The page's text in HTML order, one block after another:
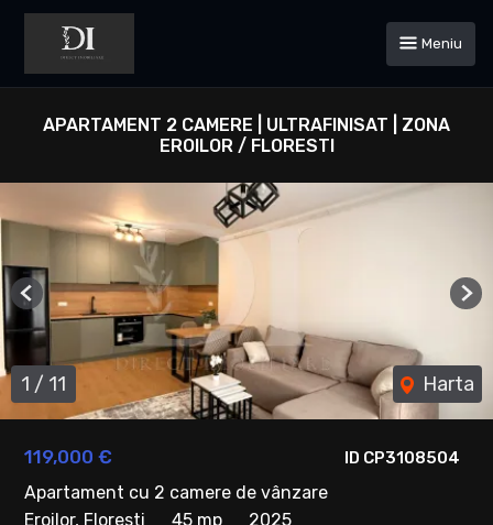
Meniu
APARTAMENT 2 CAMERE | ULTRAFINISAT | ZONA
EROILOR / FLORESTI
ID CP3108504
119,000 €
Apartament cu 2 camere de vânzare
Eroilor, Floresti
45 mp 2025
1 / 11 Harta
Previous